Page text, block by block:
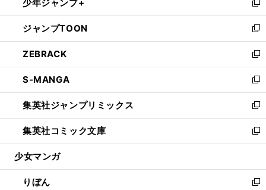
く
で
開
く
ド
ウ
で
開
く
ィ
ン
ド
ウ
で
開
く
い
ウ
ィ
ン
ド
ウ
で
開
く
少年ジャンプ+
新
し
い
ウ
ィ
ン
ド
ウ
で
開
く
ジャンプTOON
新
し
い
ウ
ィ
ン
ド
ウ
で
開
ZEBRACK
新
し
い
ウ
ィ
ン
ド
ウ
開
く
S-MANGA
新
し
い
ウ
ィ
ン
ウ
で
集英社ジャンプリミックス
新
し
い
ウ
ン
ド
集英社コミック文庫
新
し
ウ
ィ
少女マンガ
りぼん 新